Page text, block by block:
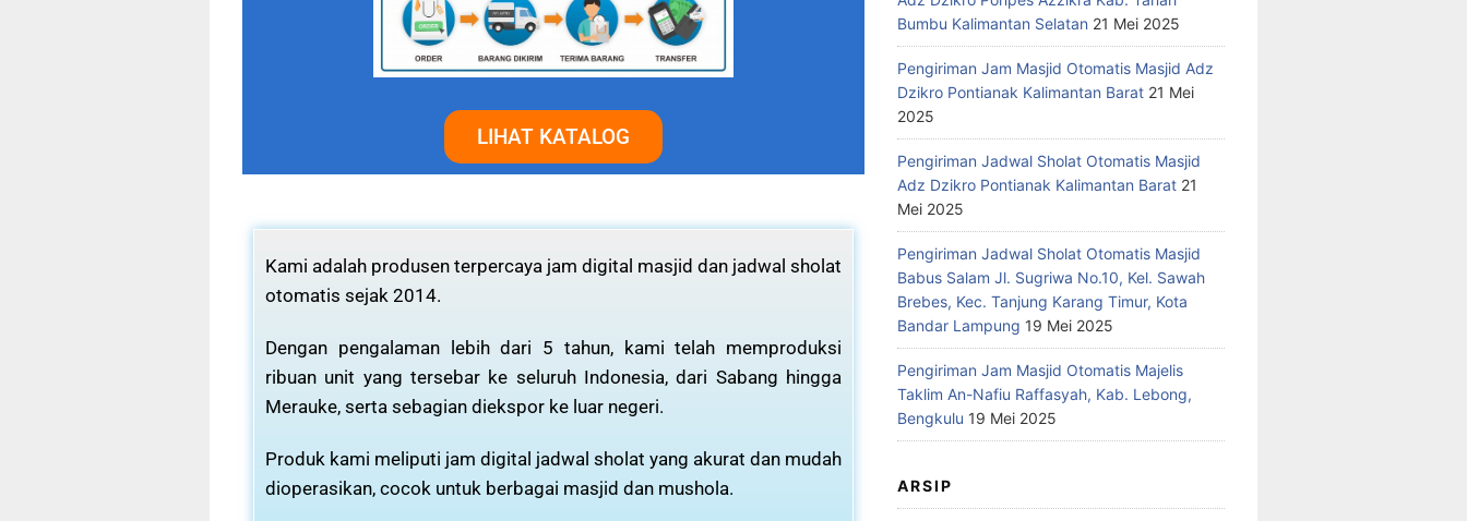
LIHAT KATALOG
Kami adalah produsen terpercaya jam digital masjid dan jadwal sholat
otomatis sejak 2014.
Dengan pengalaman lebih dari 5 tahun, kami telah memproduksi
ribuan unit yang tersebar ke seluruh Indonesia, dari Sabang hingga
Merauke, serta sebagian diekspor ke luar negeri.
Produk kami meliputi jam digital jadwal sholat yang akurat dan mudah
dioperasikan, cocok untuk berbagai masjid dan mushola.
Bumbu Kalimantan Selatan 21 Mei 2025
Pengiriman Jam Masjid Otomatis Masjid Adz
Dzikro Pontianak Kalimantan Barat 21 Mei
2025
Pengiriman Jadwal Sholat Otomatis Masjid
Adz Dzikro Pontianak Kalimantan Barat 21
Mei 2025
Pengiriman Jadwal Sholat Otomatis Masjid
Babus Salam Jl. Sugriwa No.10, Kel. Sawah
Brebes, Kec. Tanjung Karang Timur, Kota
Bandar Lampung 19 Mei 2025
Pengiriman Jam Masjid Otomatis Majelis
Taklim An-Nafiu Raffasyah, Kab. Lebong,
Bengkulu 19 Mei 2025
ARSIP